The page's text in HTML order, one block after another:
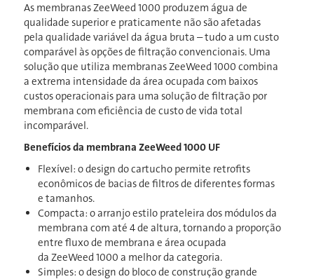
As membranas ZeeWeed 1000 produzem água de
qualidade superior e praticamente não são afetadas
pela qualidade variável da água bruta – tudo a um custo
comparável às opções de filtração convencionais. Uma
solução que utiliza membranas ZeeWeed 1000 combina
a extrema intensidade da área ocupada com baixos
custos operacionais para uma solução de filtração por
membrana com eficiência de custo de vida total
incomparável.
Benefícios da membrana ZeeWeed 1000 UF
Flexível: o design do cartucho permite retrofits
econômicos de bacias de filtros de diferentes formas
e tamanhos.
Compacta: o arranjo estilo prateleira dos módulos da
membrana com até 4 de altura, tornando a proporção
entre fluxo de membrana e área ocupada
da ZeeWeed 1000 a melhor da categoria.
Simples: o design do bloco de construção grande